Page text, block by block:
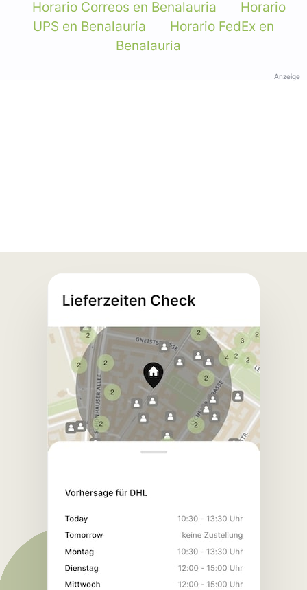
Horario Correos en Benalauria
Horario
UPS en Benalauria
Horario FedEx en
Benalauria
Anzeige